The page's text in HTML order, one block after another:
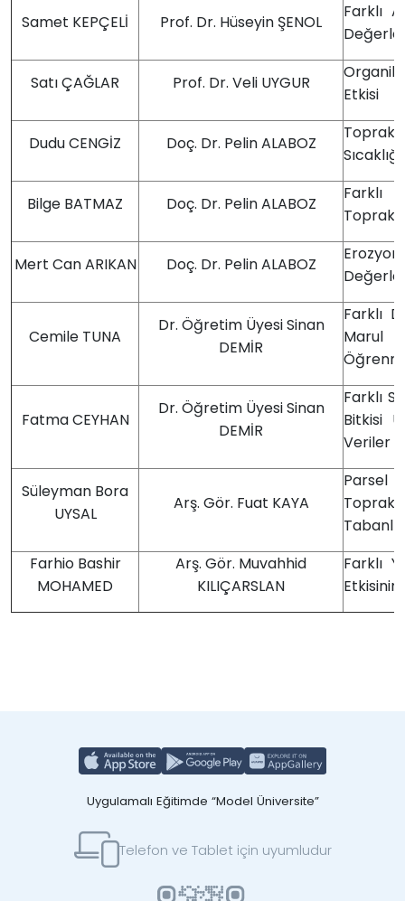
Samet KEPÇELİ Prof. Dr. Hüseyin ŞENOL
Farklı
Satı ÇAĞLAR Prof. Dr. Veli UYGUR
Organik
Etkisi
Dudu CENGİZ Doç. Dr. Pelin ALABOZ
Toprak
Bilge BATMAZ Doç. Dr. Pelin ALABOZ
Farklı
Mert Can ARIKAN Doç. Dr. Pelin ALABOZ
Cemile TUNA
Dr. Öğretim Üyesi Sinan
DEMİR
Farklı
Marul
Fatma CEYHAN
Dr. Öğretim Üyesi Sinan
DEMİR
Farklı
Bitkisi
Veriler
Süleyman Bora
UYSAL
Arş. Gör. Fuat KAYA
Parsel
Toprak
Tabanlı
Farhio Bashir
MOHAMED
Arş. Gör. Muvahhid
KILIÇARSLAN
Farklı
Etkisinin
Uygulamalı Eğitimde “Model Üniversite”
Telefon ve Tablet için uyumludur